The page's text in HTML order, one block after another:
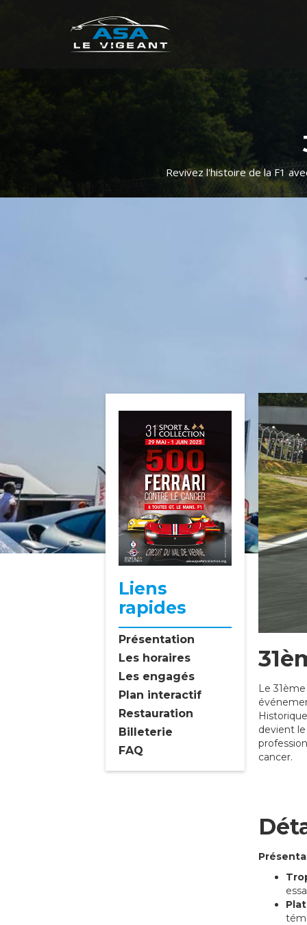
Revivez l'histoire de la F1
Liens
rapides
Présentation
Les horaires
Les engagés
Plan interactif
Restauration
Billeterie
FAQ
Le
devient
cancer.